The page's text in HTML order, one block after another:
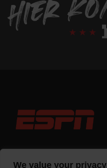
We value your privacy